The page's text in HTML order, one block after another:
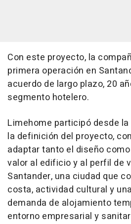
Con este proyecto, la
primera operación en
acuerdo de largo plazo, 20
segmento hotelero.
Limehome participó desde
la definición del proyecto,
adaptar tanto el diseño
valor al edificio y al perfil de
Santander, una ciudad que
costa, actividad cultural y
demanda de alojamiento
entorno empresarial y